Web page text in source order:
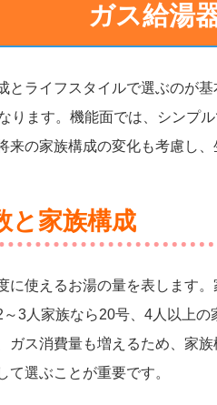
ガス給湯
とライフスタイルで選ぶのが
ります。機能面では、シンプ
来の家族構成の変化も考慮し
と家族構成
に使えるお湯の量を表します
3人家族なら20号、4人以上
ガス消費量も増えるため、家
て選ぶことが重要です。